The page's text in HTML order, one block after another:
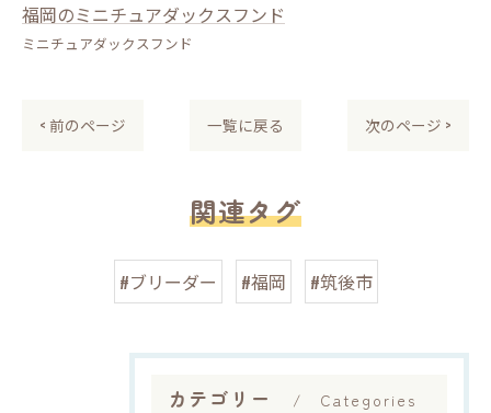
福岡のミニチュアダックスフンド
ミニチュアダックスフンド
< 前のページ 一覧に戻る 次のページ >
関連タグ
#ブリーダー #福岡 #筑後市
カテゴリー Categories